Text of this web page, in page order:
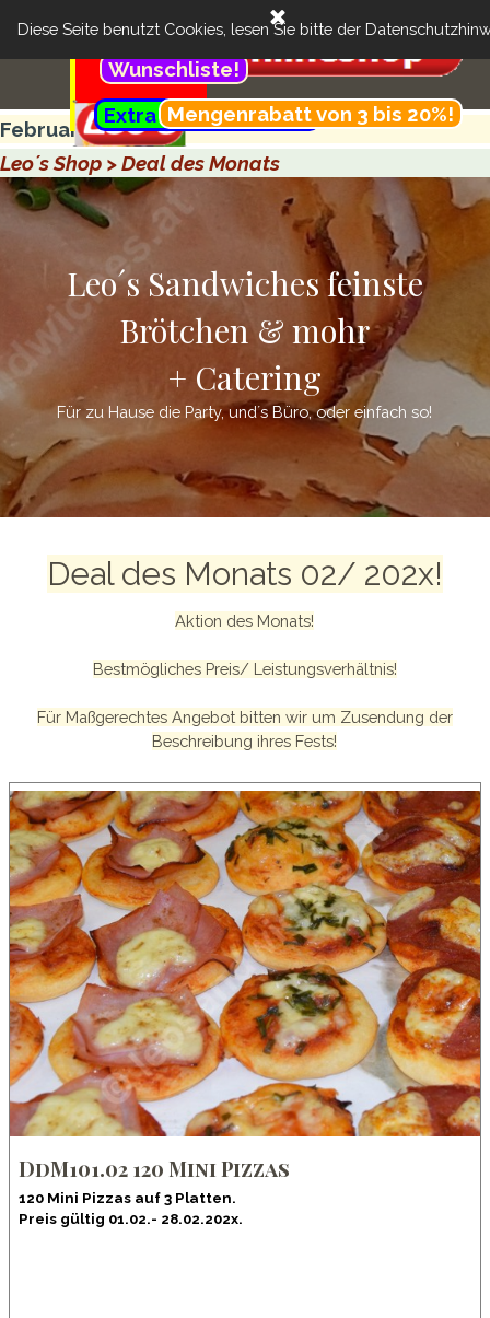
Diese Seite benutzt Cookies, lesen Sie bitte der
Suchen
..........
Menü überspringen
Cart:
Extra günstig- Menü!
Wunschliste!
Feinste Brötchen & more + Catering
..Kundenbereich:
Menü überspringen
.............................................
Mengenrabatt von 3 bis 20%!
Februar
Leo´s Shop > Deal des Monats
Leo´s Sandwiches feinste
Brötchen & mohr
+ Catering
Für zu Hause die Party, und´s Büro, oder einfach so!
Deal des Monats 02/ 202x!
Aktion des Monats!
Bestmögliches Preis/ Leistungsverhältnis!
Für Maßgerechtes Angebot bitten wir um Zusendung der
Beschreibung ihres Fests!
DdM101.02 120 Mini Pizzas
120 Mini Pizzas auf 3 Platten.
Preis gültig 01.02.- 28.02.202x.